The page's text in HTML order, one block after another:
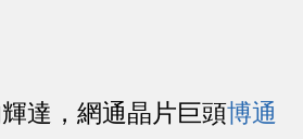
達，網通晶片巨頭博通